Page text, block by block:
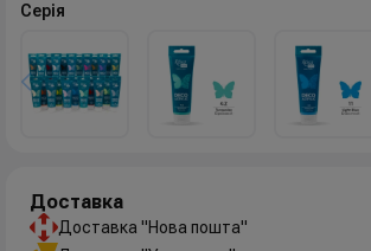
Серія
Доставка
Доставка "Нова пошта"